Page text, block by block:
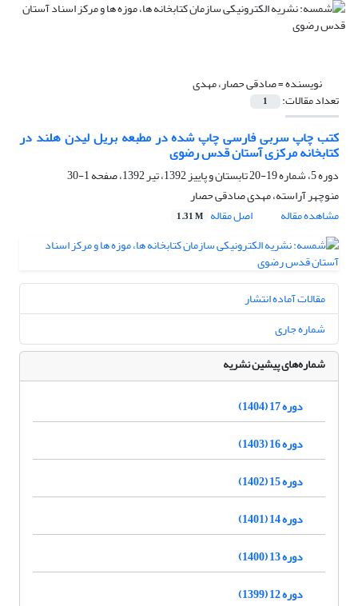
نویسنده =صادقی حصار، مهدی
تعداد مقالات: 1
کتب چاپ سربی فارسی چاپ شده در مطبعه بریل لیدن هلند در
کتابخانه مرکزی آستان قدس رضوی
دوره 5، شماره 19-20 تابستان و پاییز 1392، تیر 1392، صفحه
1-30
منوچهر آراسته، مهدی صادقی حصار
مشاهده مقاله
اصل مقاله 1.31 M
مقالات آماده انتشار
شماره جاری
شماره‌های پیشین نشریه
دوره 17 (1404)
دوره 16 (1403)
دوره 15 (1402)
دوره 14 (1401)
دوره 13 (1400)
دوره 12 (1399)